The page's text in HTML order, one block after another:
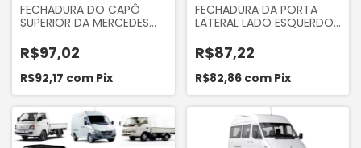
FECHADURA DO CAPÔ
SUPERIOR DA MERCEDES
CDI ORI 5030
R$97,02
R$92,17 com Pix
FECHADURA DA PORTA
LATERAL LADO ESQUERDO
MERCEDES SPRINTER 310 311
312 313 412 CDI
R$87,22
R$82,86 com Pix